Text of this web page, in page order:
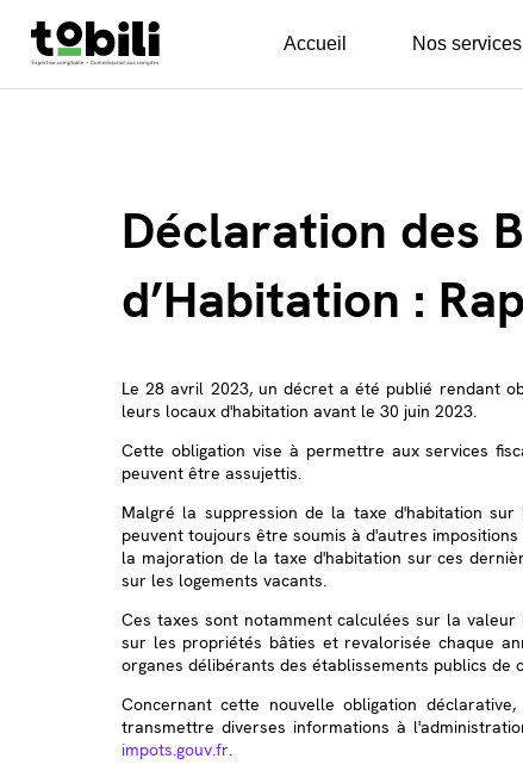
Accueil Nos services
Déclaration des
d’Habitation :
Le 28 avril 2023, un décret a été publié rendant
leurs locaux d'habitation avant le 30 juin 2023.
Cette obligation vise à permettre aux services
peuvent être assujettis.
Malgré la suppression de la taxe d'habitation
peuvent toujours être soumis à d'autres
la majoration de la taxe d'habitation sur ces
sur les logements vacants.
Ces taxes sont notamment calculées sur la
sur les propriétés bâties et revalorisée chaque
organes délibérants des établissements publics de
Concernant cette nouvelle obligation
transmettre diverses informations à
impots.gouv.fr.